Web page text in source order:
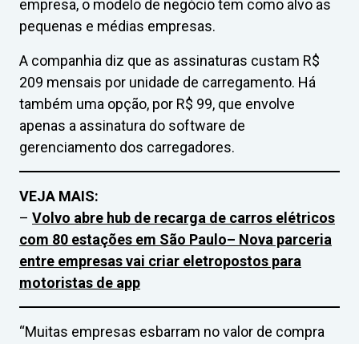
empresa, o modelo de negócio tem como alvo as
pequenas e médias empresas.
A companhia diz que as assinaturas custam R$
209 mensais por unidade de carregamento. Há
também uma opção, por R$ 99, que envolve
apenas a assinatura do software de
gerenciamento dos carregadores.
VEJA MAIS:
– Volvo abre hub de recarga de carros elétricos
com 80 estações em São Paulo– Nova parceria
entre empresas vai criar eletropostos para
motoristas de app
“Muitas empresas esbarram no valor de compra